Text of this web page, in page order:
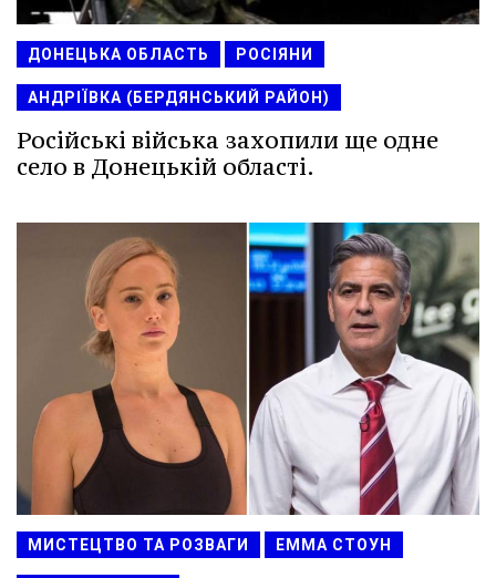
ДОНЕЦЬКА ОБЛАСТЬ РОСІЯНИ
АНДРІЇВКА (БЕРДЯНСЬКИЙ РАЙОН)
Російські війська захопили ще одне
село в Донецькій області.
МИСТЕЦТВО ТА РОЗВАГИ ЕММА СТОУН